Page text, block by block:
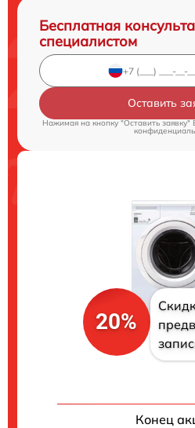
Бесплатная
специалистом
Оставить
Нажимая на кнопку "Оставить
20%
Конец